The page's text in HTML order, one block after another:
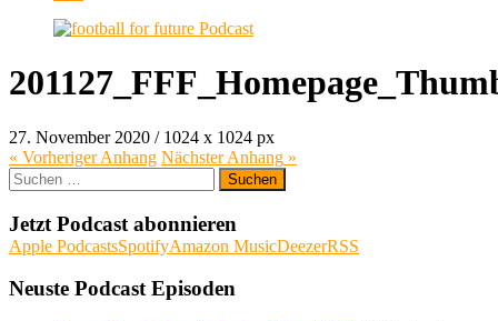
27. November 2020 / 1024 x 1024 px
« VorherigerAnhang NächsterAnhang »
S
u
c
h
e
n
Jetzt Podcast abonnieren
Apple PodcastsSpotifyAmazon MusicDeezerRSS
Neuste Podcast Episoden